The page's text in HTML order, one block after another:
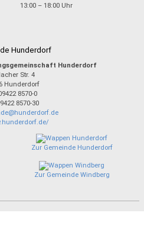
13:00 – 18:00 Uhr
Hunderdorf
Hunderdorf
Str. 4
Hunderdorf
8570-0
8570-30
Zur Gemeinde Hunderdorf
Zur Gemeinde Windberg